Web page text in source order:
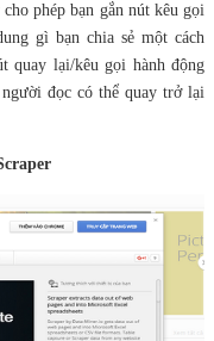
phép bạn gắn nút kêu gọi
gì bạn chia sẻ một cách
quay lại/kêu gọi hành động
đọc có thể quay trở lại